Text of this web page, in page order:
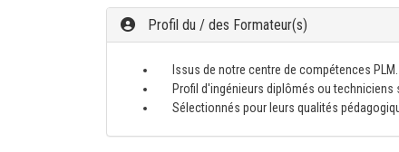
Profil du / des Formateur(s)
Issus de notre centre de compétences PLM.
Profil d'ingénieurs diplômés ou techniciens
Sélectionnés pour leurs qualités